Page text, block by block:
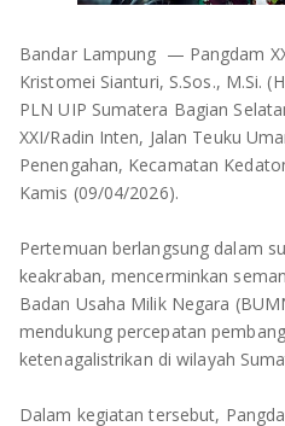
LAMPUNG BARAT
LAMPUNG SELATAN
PESAWARAN
TANGGAMUS
PESISIR BARAT
TULANG BAWANG
Bandar Lampung — Pangdam
Kristomei Sianturi, S.Sos., M.Si.
PLN UIP Sumatera Bagian
XXI/Radin Inten, Jalan Teuku
Penengahan, Kecamatan
Kamis (09/04/2026).
Pertemuan berlangsung dalam
keakraban, mencerminkan
Badan Usaha Milik Negara
mendukung percepatan
ketenagalistrikan di wilayah
Dalam kegiatan tersebut,